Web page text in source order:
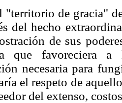
"territorio de gracia"
del hecho
de sus
que favoreciera
necesaria para
el respeto de
del extenso,